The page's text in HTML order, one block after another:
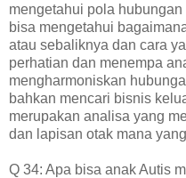
mengetahui pola
bisa mengetahui
atau sebaliknya dan cara
perhatian dan menempa
mengharmoniskan
bahkan mencari bisnis
merupakan analisa yang
dan lapisan otak mana
Q 34: Apa bisa anak Autis